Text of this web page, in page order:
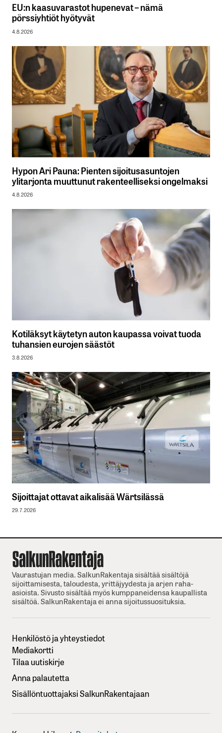
EU:n kaasuvarastot hupenevat – nämä
pörssiyhtiöt hyötyvät
4.8.2026
Hypon Ari Pauna: Pienten sijoitusasuntojen
ylitarjonta muuttunut rakenteelliseksi ongelmaksi
4.8.2026
Kotiläksyt käytetyn auton kaupassa voivat tuoda
tuhansien eurojen säästöt
3.8.2026
Sijoittajat ottavat aikalisää Wärtsilässä
29.7.2026
Vaurastujan media. SalkunRakentaja sisältää sisältöjä
sijoittamisesta, taloudesta, yrittäjyydesta ja arjen raha-
asioista. Sivusto sisältää myös kumppaneidensa kaupallista
sisältöä. SalkunRakentaja ei anna sijoitussuosituksia.
Henkilöstö ja yhteystiedot
Mediakortti
Tilaa uutiskirje
Anna palautetta
Sisällöntuottajaksi SalkunRakentajaan